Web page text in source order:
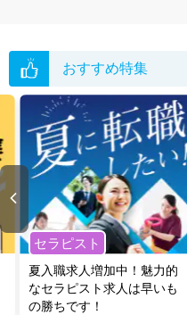
おすすめ特集
セラピスト
夏入職求人増加中！魅力的
なセラピスト求人は早いも
の勝ちです！